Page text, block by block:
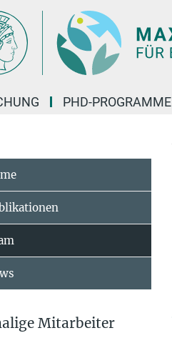
PHD-PROGRAMME
Mitarbeiter